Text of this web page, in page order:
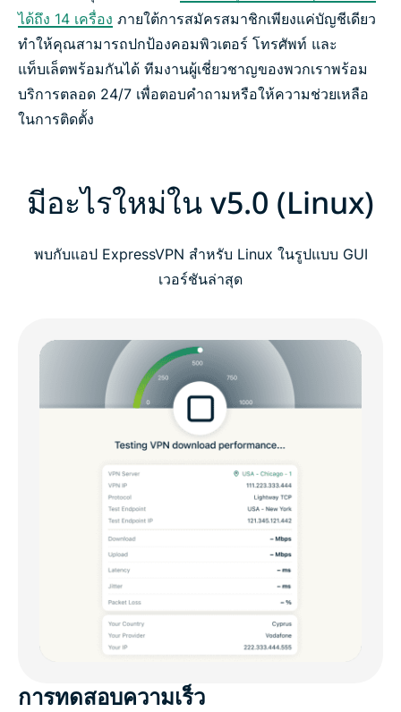
ได้ถึง 14 เครื่อง ภายใต้การสมัครสมาชิกเพียงแค่บัญชีเดียว
ทำให้คุณสามารถปกป้องคอมพิวเตอร์ โทรศัพท์ และ
แท็บเล็ตพร้อมกันได้ ทีมงานผู้เชี่ยวชาญของพวกเราพร้อม
บริการตลอด 24/7 เพื่อตอบคำถามหรือให้ความช่วยเหลือ
ในการติดตั้ง
มีอะไรใหม่ใน v5.0 (Linux)
พบกับแอป ExpressVPN สำหรับ Linux ในรูปแบบ GUI
เวอร์ชันล่าสุด
การทดสอบความเร็ว